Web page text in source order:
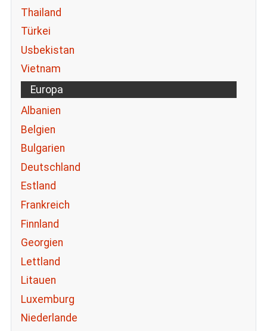
Thailand
Türkei
Usbekistan
Vietnam
Europa
Albanien
Belgien
Bulgarien
Deutschland
Estland
Frankreich
Finnland
Georgien
Lettland
Litauen
Luxemburg
Niederlande